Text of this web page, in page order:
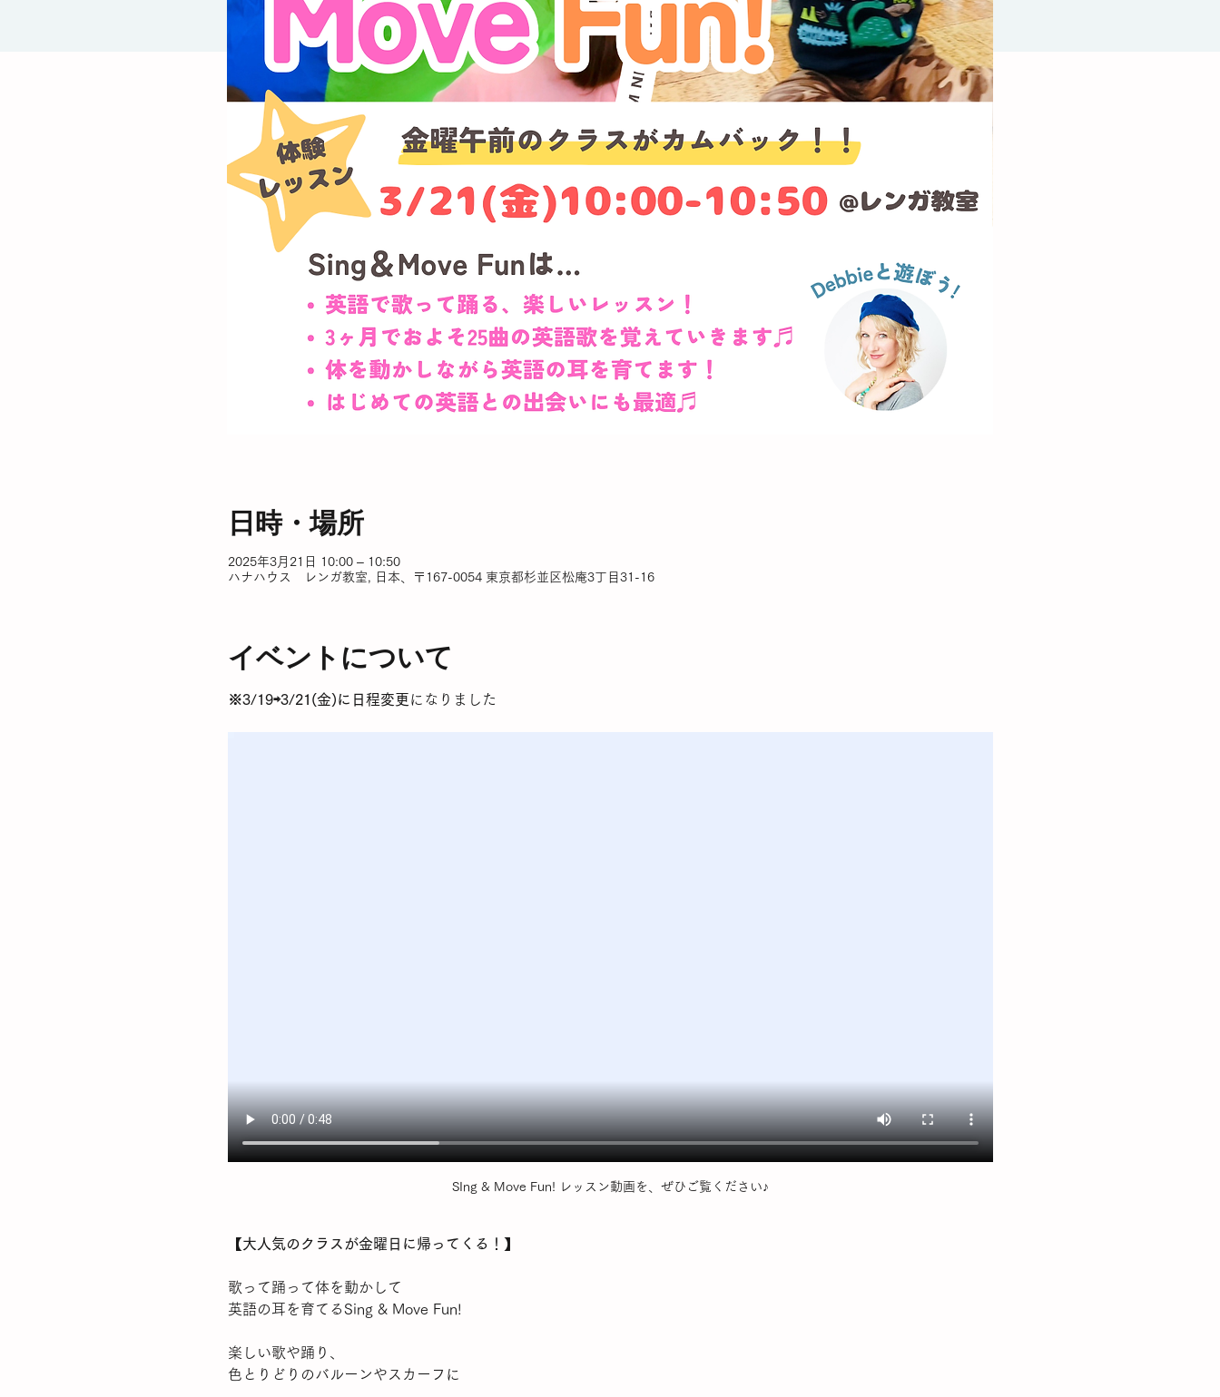
日時・場所
2025年3月21日 10:00 – 10:50
ハナハウス レンガ教室, 日本、〒167-0054 東京都杉並区松庵3丁目31-16
イベントについて
※3/19⇨3/21(金)に日程変更 になりました
SIng & Move Fun! レッスン動画を、ぜひご覧ください♪
【大人気のクラスが金曜日に帰ってくる！】
歌って踊って体を動かして
英語の耳を育てるSing & Move Fun!
楽しい歌や踊り、
色とりどりのバルーンやスカーフに